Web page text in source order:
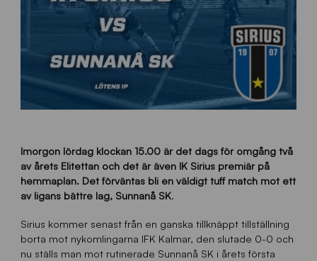
Imorgon lördag klockan 15.00 är det dags för omgång två
av årets Elitettan och det är även IK Sirius premiär på
hemmaplan. Det förväntas bli en väldigt tuff match mot ett
av ligans bättre lag, Sunnanå SK.
Sirius kommer senast från en ganska tillknäppt tillställning
borta mot nykomlingarna IFK Kalmar, den slutade 0-0 och
nu ställs man mot rutinerade Sunnanå SK i årets första